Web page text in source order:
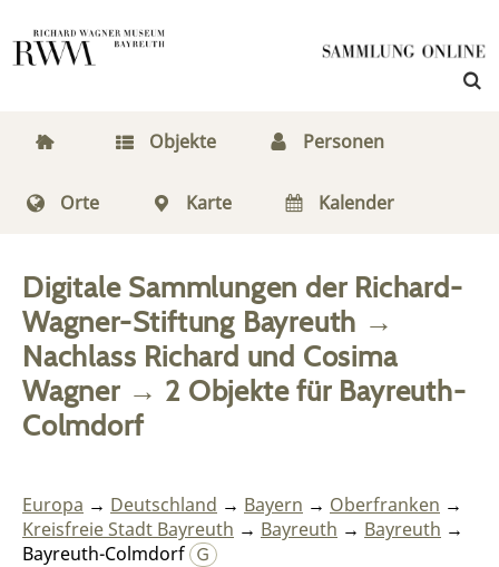
Objekte Personen
Orte Karte Kalender
Digitale Sammlungen der Richard-
Wagner-Stiftung Bayreuth →
Nachlass Richard und Cosima
Wagner→ 2 Objektefür Bayreuth-
Colmdorf
Europa → Deutschland → Bayern → Oberfranken →
Kreisfreie Stadt Bayreuth → Bayreuth → Bayreuth →
Bayreuth-Colmdorf